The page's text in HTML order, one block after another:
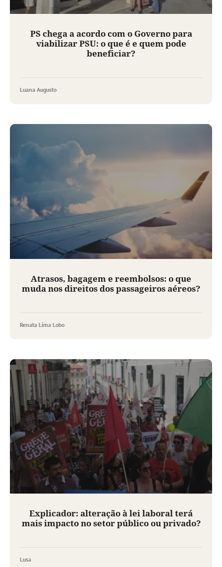
PS chega a acordo com o Governo para
viabilizar PSU: o que é e quem pode
beneficiar?
Luana Augusto
Atrasos, bagagem e reembolsos: o que
muda nos direitos dos passageiros aéreos?
Renata Lima Lobo
Explicador: alteração à lei laboral terá
mais impacto no setor público ou privado?
Lusa